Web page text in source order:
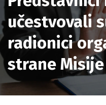
učestvovali
radionici
strane Misije